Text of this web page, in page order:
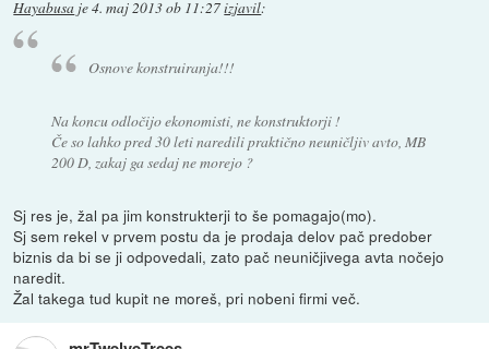
Hayabusa je4. maj 2013 ob 11:27izjavil:
Osnove konstruiranja!!!
Na koncu odločijo ekonomisti, ne konstruktorji !
Če so lahko pred 30 leti naredili praktično neuničljiv avto, MB
200 D, zakaj ga sedaj ne morejo ?
Sj res je, žal pa jim konstrukterji to še pomagajo(mo).
Sj sem rekel v prvem postu da je prodaja delov pač predober
biznis da bi se ji odpovedali, zato pač neuničjivega avta nočejo
naredit.
Žal takega tud kupit ne moreš, pri nobeni firmi več.